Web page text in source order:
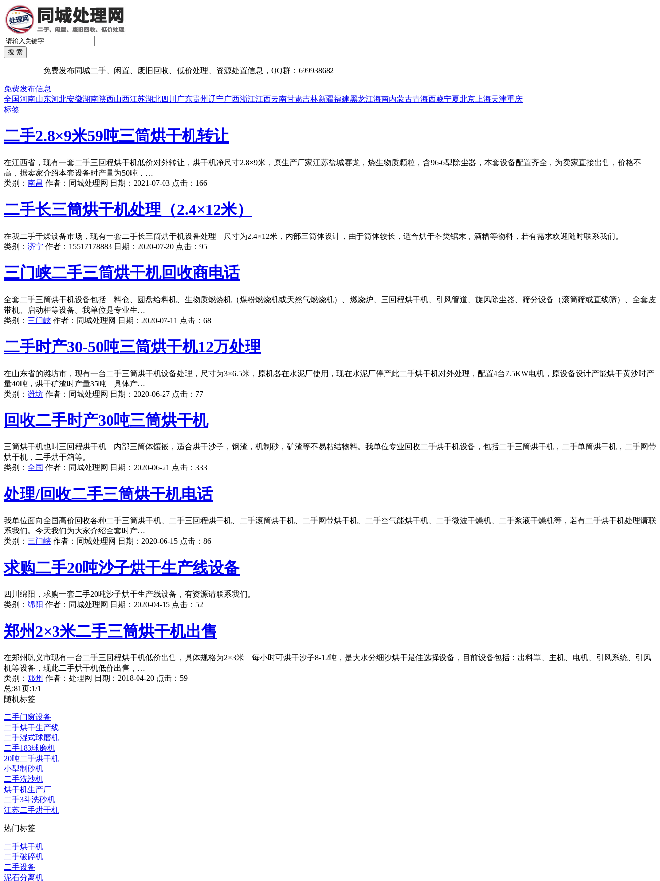
免费发布同城二手、闲置、废旧回收、低价处理、资源处置信息，QQ群：699938682
免费发布信息
全国河南山东河北安徽湖南陕西山西江苏湖北四川 广东贵州辽宁广西浙江江西云南甘肃吉林新疆福建黑龙江海南内蒙古青海西藏宁夏北京 上海天津重庆
标签
二手2.8×9米59吨三筒烘干机转让
在江西省，现有一套二手三回程烘干机低价对外转让，烘干机净尺寸2.8×9米，原生产厂家江苏盐城赛龙，烧生物质颗粒，含96-6型除尘器，本套设备配置齐全，为卖家直接出售，价格不
高，据卖家介绍本套设备时产量为50吨，…
类别： 南昌 作者： 同城处理网 日期： 2021-07-03 点击： 166
二手长三筒烘干机处理（2.4×12米）
在我二手干燥设备市场，现有一套二手长三筒烘干机设备处理，尺寸为2.4×12米，内部三筒体设计，由于筒体较长，适合烘干各类锯末，酒糟等物料，若有需求欢迎随时联系我们。
类别： 济宁 作者： 15517178883 日期： 2020-07-20 点击： 95
三门峡二手三筒烘干机回收商电话
全套二手三筒烘干机设备包括：料仓、圆盘给料机、生物质燃烧机（煤粉燃烧机或天然气燃烧机）、燃烧炉、三回程烘干机、引风管道、旋风除尘器、筛分设备（滚筒筛或直线筛）、全套皮
带机、启动柜等设备。我单位是专业生…
类别： 三门峡 作者： 同城处理网 日期： 2020-07-11 点击： 68
二手时产30-50吨三筒烘干机12万处理
在山东省的潍坊市，现有一台二手三筒烘干机设备处理，尺寸为3×6.5米，原机器在水泥厂使用，现在水泥厂停产此二手烘干机对外处理，配置4台7.5KW电机，原设备设计产能烘干黄沙时产
量40吨，烘干矿渣时产量35吨，具体产…
类别： 潍坊 作者： 同城处理网 日期： 2020-06-27 点击： 77
回收二手时产30吨三筒烘干机
三筒烘干机也叫三回程烘干机，内部三筒体镶嵌，适合烘干沙子，钢渣，机制砂，矿渣等不易粘结物料。我单位专业回收二手烘干机设备，包括二手三筒烘干机，二手单筒烘干机，二手网带
烘干机，二手烘干箱等。
类别： 全国 作者： 同城处理网 日期： 2020-06-21 点击： 333
处理/回收二手三筒烘干机电话
我单位面向全国高价回收各种二手三筒烘干机、二手三回程烘干机、二手滚筒烘干机、二手网带烘干机、二手空气能烘干机、二手微波干燥机、二手浆液干燥机等，若有二手烘干机处理请联
系我们。今天我们为大家介绍全套时产…
类别： 三门峡 作者： 同城处理网 日期： 2020-06-15 点击： 86
求购二手20吨沙子烘干生产线设备
四川绵阳，求购一套二手20吨沙子烘干生产线设备，有资源请联系我们。
类别： 绵阳 作者： 同城处理网 日期： 2020-04-15 点击： 52
郑州2×3米二手三筒烘干机出售
在郑州巩义市现有一台二手三回程烘干机低价出售，具体规格为2×3米，每小时可烘干沙子8-12吨，是大水分细沙烘干最佳选择设备，目前设备包括：出料罩、主机、电机、引风系统、引风
机等设备，现此二手烘干机低价出售，…
类别： 郑州 作者： 处理网 日期： 2018-04-20 点击： 59
总:81页:1/1
随机标签
二手门窗设备
二手烘干生产线
二手湿式球磨机
二手183球磨机
20吨二手烘干机
小型制砂机
二手洗沙机
烘干机生产厂
二手3斗洗砂机
江苏二手烘干机
热门标签
二手烘干机
二手破碎机
二手设备
泥石分离机